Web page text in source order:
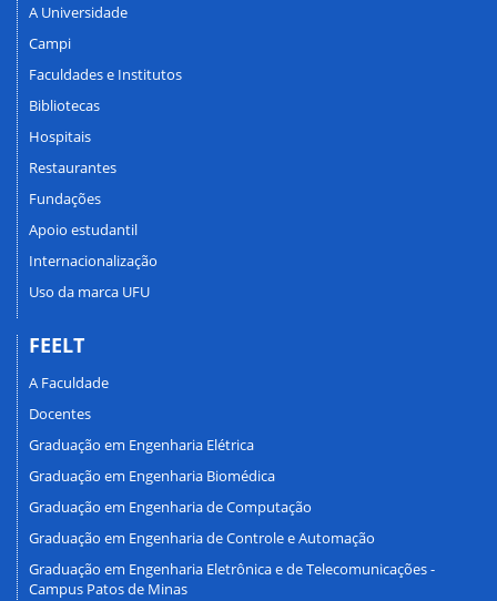
A Universidade
Campi
Faculdades e Institutos
Bibliotecas
Hospitais
Restaurantes
Fundações
Apoio estudantil
Internacionalização
Uso da marca UFU
FEELT
A Faculdade
Docentes
Graduação em Engenharia Elétrica
Graduação em Engenharia Biomédica
Graduação em Engenharia de Computação
Graduação em Engenharia de Controle e Automação
Graduação em Engenharia Eletrônica e de Telecomunicações -
Campus Patos de Minas